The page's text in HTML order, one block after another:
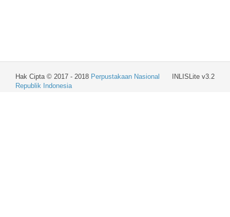
INLISLite v3.2
Hak Cipta © 2017 - 2018 Perpustakaan Nasional
Republik Indonesia